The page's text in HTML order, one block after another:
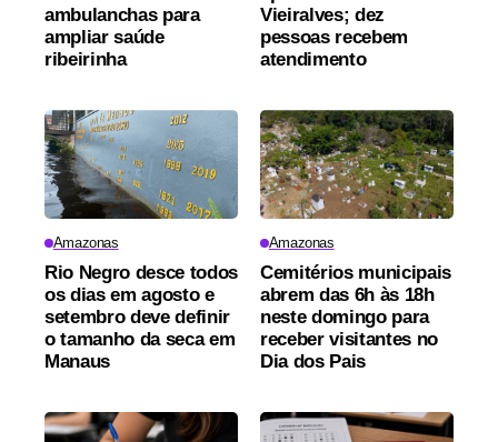
ambulanchas para
ampliar saúde
ribeirinha
Vieiralves; dez
pessoas recebem
atendimento
Amazonas
Rio Negro desce todos
os dias em agosto e
setembro deve definir
o tamanho da seca em
Manaus
Amazonas
Cemitérios municipais
abrem das 6h às 18h
neste domingo para
receber visitantes no
Dia dos Pais